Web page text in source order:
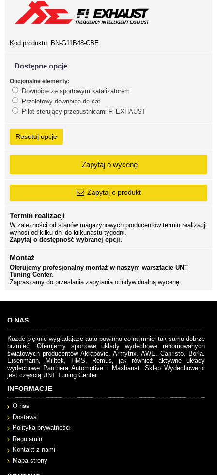
Kod produktu: BN-G11B48-CBE
Dostępne opcje
Opcjonalne elementy:
Downpipe ze sportowym katalizatorem
Przelotowy downpipe de-cat
Pilot sterujący przepustnicami Fi EXHAUST
Resetuj opcje
Zapytaj o wycenę
Zapytaj o produkt
Termin realizacji
W zależności od stanów magazynowych producentów termin realizacji
wynosi od kilku dni do kilkunastu tygodni.
Zapytaj o dostępność wybranej opcji.
Montaż
Oferujemy profesjonalny montaż w naszym warsztacie UNT
Tuning Center.
Zapraszamy do przesłania zapytania o indywidualną wycenę.
O NAS
Każde pięknie wyglądające auto powinno co najmniej tak samo dobrze
brzmieć. Oferujemy sportowe układy wydechowe renomowanych
światowych producentów Akrapovic, Armytrix, AWE, Capristo, Borla,
Eisenmann, Milltek, HMS, Remus, jak również aktywne układy
wydechowe Panthera Automotive i Maxhaust. Sklep Wydechowe.pl
jest częscią UNT Tuning Center.
INFORMACJE
O nas
Dostawa
Polityka prywatności
Regulamin
Kontakt z nami
Mapa strony